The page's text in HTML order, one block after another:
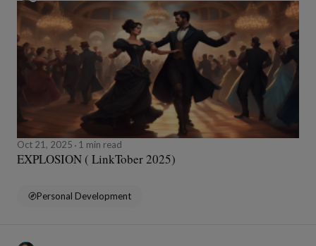
Oct 21, 2025 1 min read
EXPLOSION ( LinkTober 2025)
Personal Development